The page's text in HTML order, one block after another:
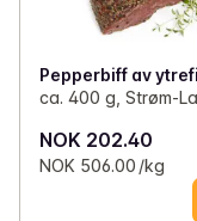
Pepperbiff av
ca. 400 g, Strøm-
NOK 202.40
NOK 506.00 /kg